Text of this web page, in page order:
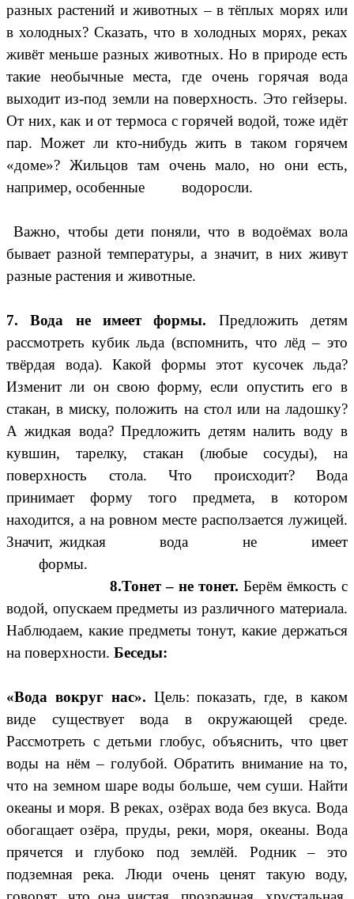
разных растений и животных – в тёплых морях или
в холодных? Сказать, что в холодных морях, реках
живёт меньше разных животных. Но в природе есть
такие необычные места, где очень горячая вода
выходит из-под земли на поверхность. Это гейзеры.
От них, как и от термоса с горячей водой, тоже идёт
пар. Может ли кто-нибудь жить в таком горячем
«доме»? Жильцов там очень мало, но они есть,
например, особенные водоросли.
Важно, чтобы дети поняли, что в водоёмах вола
бывает разной температуры, а значит, в них живут
разные растения и животные.
7. Вода не имеет формы. Предложить детям
рассмотреть кубик льда (вспомнить, что лёд – это
твёрдая вода). Какой формы этот кусочек льда?
Изменит ли он свою форму, если опустить его в
стакан, в миску, положить на стол или на ладошку?
А жидкая вода? Предложить детям налить воду в
кувшин, тарелку, стакан (любые сосуды), на
поверхность стола. Что происходит? Вода
принимает форму того предмета, в котором
находится, а на ровном месте расползается лужицей.
Значит, жидкая вода не имеет
формы.
8.Тонет – не тонет.Берём ёмкость с
водой, опускаем предметы из различного материала.
Наблюдаем, какие предметы тонут, какие держаться
на поверхности. Беседы:
«Вода вокруг нас». Цель: показать, где, в каком
виде существует вода в окружающей среде.
Рассмотреть с детьми глобус, объяснить, что цвет
воды на нём – голубой. Обратить внимание на то,
что на земном шаре воды больше, чем суши. Найти
океаны и моря. В реках, озёрах вода без вкуса. Вода
обогащает озёра, пруды, реки, моря, океаны. Вода
прячется и глубоко под землёй. Родник – это
подземная река. Люди очень ценят такую воду,